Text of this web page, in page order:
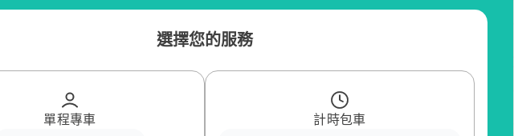
選擇您的服務
單程專車 計時包車